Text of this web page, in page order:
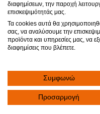
Συχνές Ερωτήσεις
Blog
διαφημίσεων, την παροχή
επισκεψιμότητάς μας.
Τα cookies αυτά θα
σας, να αναλύσουμε την
προϊόντα και υπηρεσίες μας, να
διαφημίσεις που βλέπετε.
Συμφωνώ
Προσαρμογή